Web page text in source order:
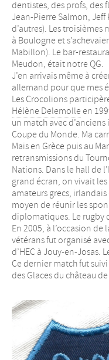
dentistes, des profs, des
Jean-Pierre Salmon, Jeff
d’autres). Les
à Boulogne et
Mabillon). Le bar-
Meudon, était notre QG.
J’en arrivais même à
allemand pour que mes
Les Crocolions
Hélène Delemolle en
un match avec
Coupe du Monde. Ma
Mais en Grèce puis au
retransmissions du
Nations. Dans le hall de
grand écran, on vivait
amateurs grecs,
moyen de réunir les
diplomatiques. Le rugby
En 2005, à l’occasion
vétérans fut organisé
d’HEC à Jouy-en-Josas.
Ce dernier match fut
des Glaces du château